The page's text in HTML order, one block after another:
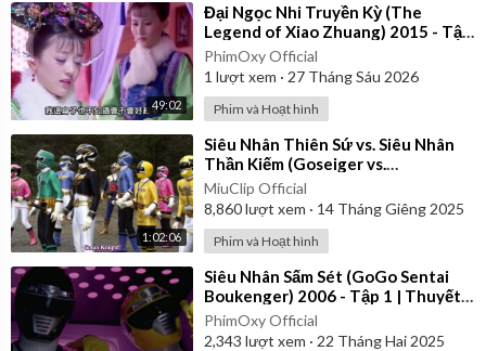
49:02
⁣Đại Ngọc Nhi Truyền Kỳ (The
Legend of Xiao Zhuang) 2015 - Tập
37 | Lồng Tiếng
PhimOxy Official
1 lượt xem · 27 Tháng Sáu 2026
Phim và Hoạt hình
1:02:06
⁣Siêu Nhân Thiên Sứ vs. Siêu Nhân
Thần Kiếm (Goseiger vs.
Shinkenger) | Vietsub
MiuClip Official
8,860lượt xem · 14 Tháng Giêng 2025
Phim và Hoạt hình
⁣Siêu Nhân Sấm Sét (GoGo Sentai
Boukenger) 2006 - Tập 1 | Thuyết
Minh
PhimOxy Official
2,343 lượt xem · 22 Tháng Hai 2025